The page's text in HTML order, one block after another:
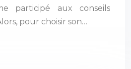
participé aux conseils
pour choisir son…